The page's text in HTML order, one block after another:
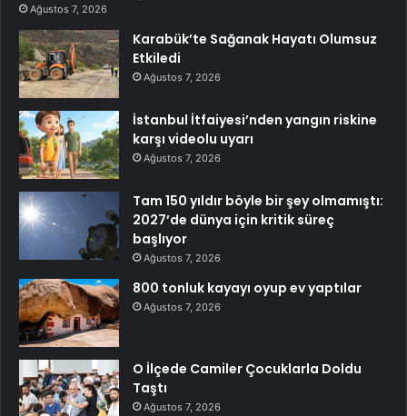
Ağustos 7, 2026
Karabük’te Sağanak Hayatı Olumsuz
Etkiledi
Ağustos 7, 2026
İstanbul İtfaiyesi’nden yangın riskine
karşı videolu uyarı
Ağustos 7, 2026
Tam 150 yıldır böyle bir şey olmamıştı:
2027’de dünya için kritik süreç
başlıyor
Ağustos 7, 2026
800 tonluk kayayı oyup ev yaptılar
Ağustos 7, 2026
O İlçede Camiler Çocuklarla Doldu
Taştı
Ağustos 7, 2026